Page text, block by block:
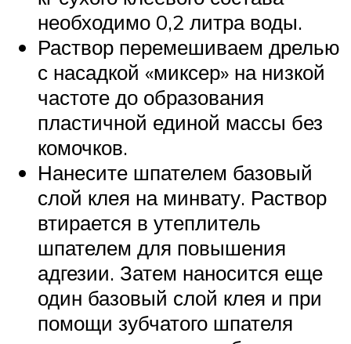
необходимо 0,2 литра воды.
Раствор перемешиваем дрелью
с насадкой «миксер» на низкой
частоте до образования
пластичной единой массы без
комочков.
Нанесите шпателем базовый
слой клея на минвату. Раствор
втирается в утеплитель
шпателем для повышения
адгезии. Затем наносится еще
один базовый слой клея и при
помощи зубчатого шпателя